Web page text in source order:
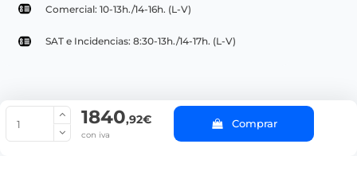
1840,92€
con iva
Comprar
Comercial: 10-13h./14-16h. (L-V)
SAT e Incidencias: 8:30-13h./14-17h. (L-V)
© Copyright 2022 PepeBar.com | Política de cookies |
Aviso legal y
Condiciones generales de compra |